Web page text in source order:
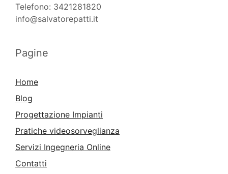
Telefono: 3421281820
info@salvatorepatti.it
Pagine
Home
Blog
Progettazione Impianti
Pratiche videosorveglianza
Servizi Ingegneria Online
Contatti